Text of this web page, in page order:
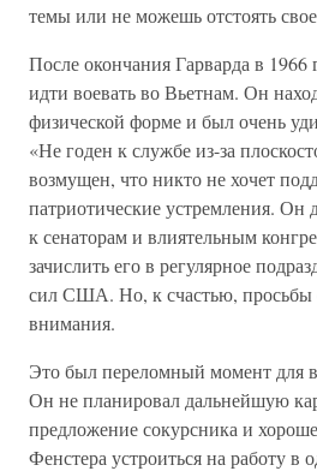
темы или не можешь отстоять
После окончания Гарварда в
идти воевать во Вьетнам. Он
физической форме и был очень
«Не годен к службе из-за
возмущен, что никто не хочет
патриотические устремления. Он
к сенаторам и влиятельным
зачислить его в регулярное
сил США. Но, к счастью, просьбы
внимания.
Это был переломный момент для
Он не планировал дальнейшую
предложение сокурсника и
Фенстера устроиться на работу в